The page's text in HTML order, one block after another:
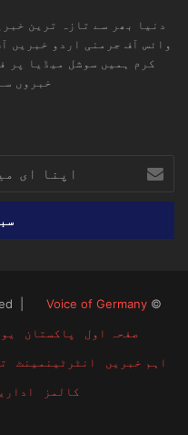
دنیا بھر سے تازہ ترین
وائس آف جرمنی اردو خبریں
کرم ہمیں سوشل میڈیا پر
خبروں
ای
میل
پتا
© Copyright 2026, All Rights Reserved |
Voice of Germany
صفحہ اول
پاکستان
اہم خبریں
انٹرٹینمینٹ
کالمز